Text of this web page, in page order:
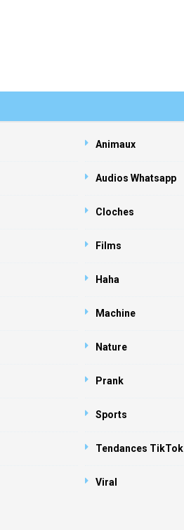
Animaux
Audios Whatsapp
Cloches
Films
Haha
Machine
Nature
Prank
Sports
Tendances TikTok
Viral